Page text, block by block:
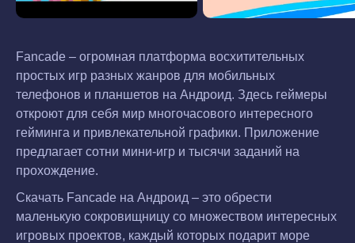
Fancade – огромная платформа восхитительных
простых игр разных жанров для мобильных
телефонов и планшетов на Андроид. Здесь геймеры
откроют для себя мир многочасового интересного
гейминга и привлекательной графики. Приложение
предлагает сотни мини-игр и тысячи заданий на
прохождение.
Скачать Fancade на Андроид – это обрести
маленькую сокровищницу со множеством интересных
игровых проектов, каждый которых подарит море